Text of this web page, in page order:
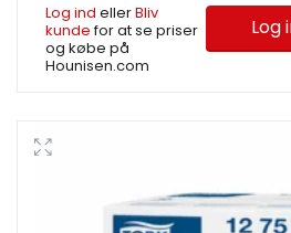
Log ind ellerBliv
kundefor at se priser
og købe på
Hounisen.com
Log